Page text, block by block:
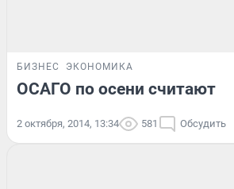
БИЗНЕС ЭКОНОМИКА
ОСАГО по осени считают
2 октября, 2014, 13:34 581 Обсудить